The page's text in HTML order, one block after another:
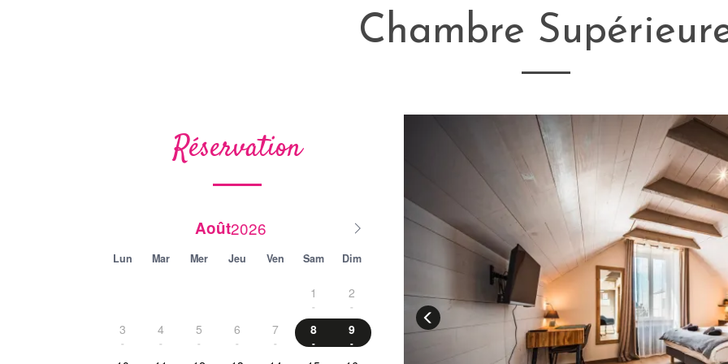
Chambre
Réservation
août
lun mar mer jeu ven sam dim
1
-
2
-
3
-
4
-
5
-
6
-
7
-
8
-
9
-